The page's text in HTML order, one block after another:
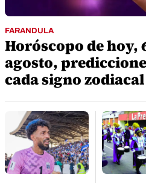
FARANDULA
Horóscopo de hoy,
agosto,
cada signo zodiacal